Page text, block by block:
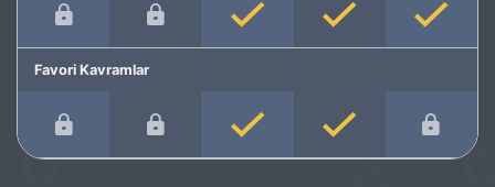
Favori Kavramlar